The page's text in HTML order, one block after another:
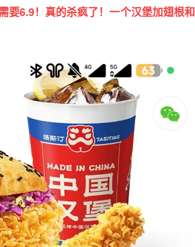
要6.9！真的杀疯了！一个汉堡加翅根和